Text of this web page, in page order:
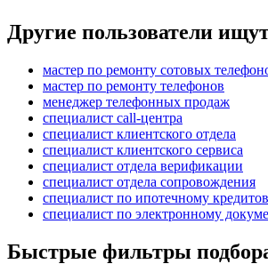
Другие пользователи
мастер по ремонту сотовых
мастер по ремонту телефонов
менеджер телефонных продаж
специалист call-центра
специалист клиентского отдела
специалист клиентского сервиса
специалист отдела верификации
специалист отдела сопровождения
специалист по ипотечному
специалист по электронному
Быстрые фильтры